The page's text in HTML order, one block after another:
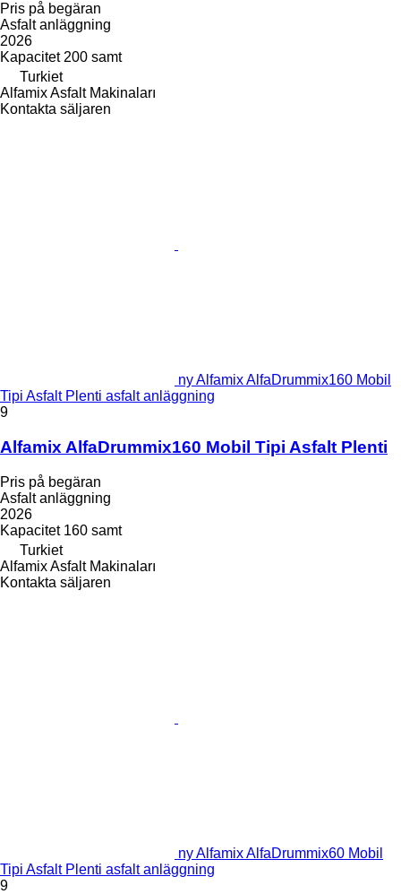
Pris på begäran
Asfalt anläggning
2026
Kapacitet 200 samt
Turkiet
Alfamix Asfalt Makinaları
Kontakta säljaren
ny Alfamix AlfaDrummix160 Mobil
Tipi Asfalt Plenti asfalt anläggning
9
Alfamix AlfaDrummix160 Mobil Tipi Asfalt Plenti
Pris på begäran
Asfalt anläggning
2026
Kapacitet 160 samt
Turkiet
Alfamix Asfalt Makinaları
Kontakta säljaren
ny Alfamix AlfaDrummix60 Mobil
Tipi Asfalt Plenti asfalt anläggning
9